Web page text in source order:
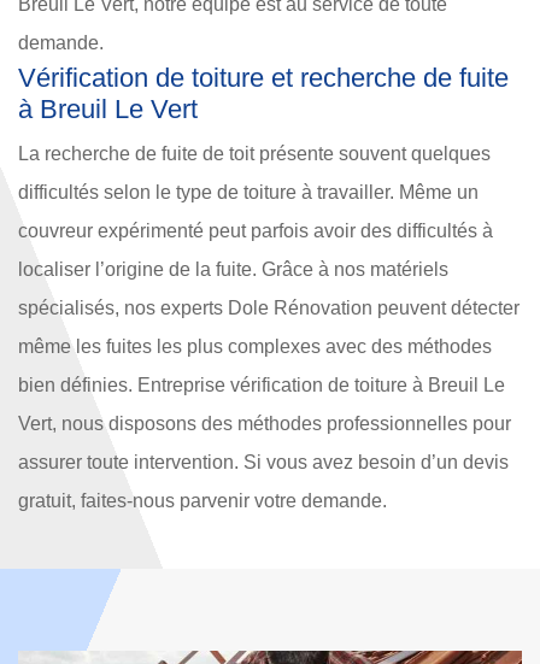
Breuil Le Vert, notre équipe est au service de toute
demande.
Vérification de toiture et recherche de fuite
à Breuil Le Vert
La recherche de fuite de toit présente souvent quelques
difficultés selon le type de toiture à travailler. Même un
couvreur expérimenté peut parfois avoir des difficultés à
localiser l’origine de la fuite. Grâce à nos matériels
spécialisés, nos experts Dole Rénovation peuvent détecter
même les fuites les plus complexes avec des méthodes
bien définies. Entreprise vérification de toiture à Breuil Le
Vert, nous disposons des méthodes professionnelles pour
assurer toute intervention. Si vous avez besoin d’un devis
gratuit, faites-nous parvenir votre demande.